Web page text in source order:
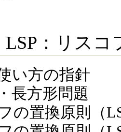
：リスコ
い方の指針
長方形問題
の置換原則（